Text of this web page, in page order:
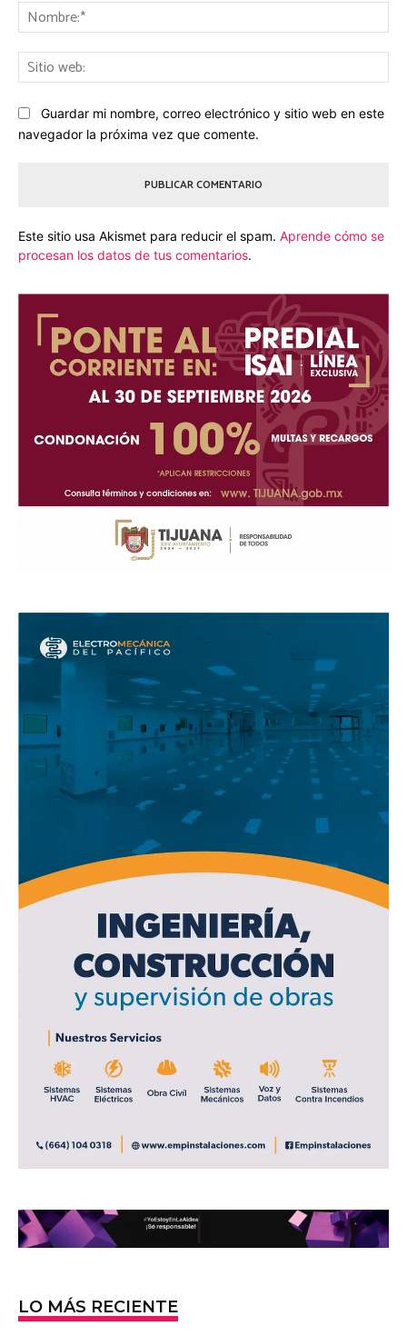
Guardar mi nombre, correo electrónico y sitio web en este
navegador la próxima vez que comente.
Este sitio usa Akismet para reducir el spam. Aprende cómo se
procesan los datos de tus comentarios.
LO MÁS RECIENTE